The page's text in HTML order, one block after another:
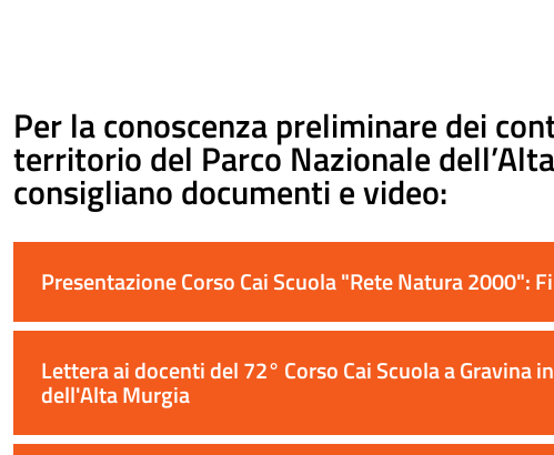
Per la conoscenza preliminare dei
territorio del Parco Nazionale
consigliano documenti e video:
Presentazione Corso Cai Scuola "Rete Natura 2000":
Lettera ai docenti del 72° Corso Cai Scuola a Gravina
dell'Alta Murgia